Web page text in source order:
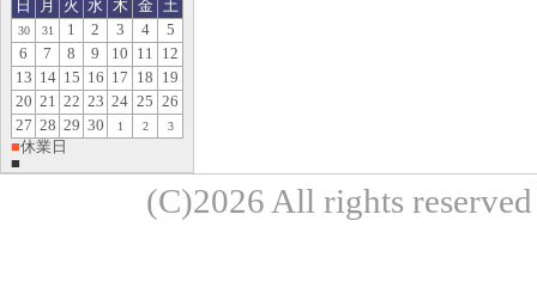
日
月 火 水 木 金 土
30 31 1 2 3 4
5
6
7 8 9 10 11
12
13 14 15 16 17 18 19
20 21 22 23 24 25 26
27 28 29 30 1 2 3
■休業日
■
(C)2026 All rights